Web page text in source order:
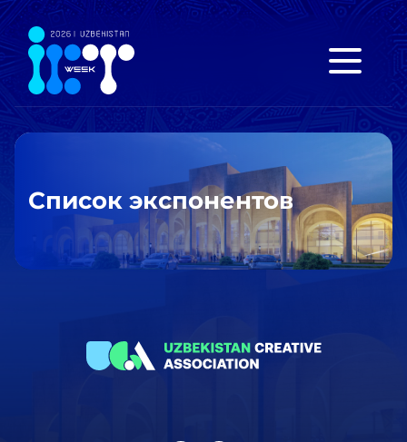
Список экспонентов